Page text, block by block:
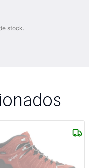
stock.